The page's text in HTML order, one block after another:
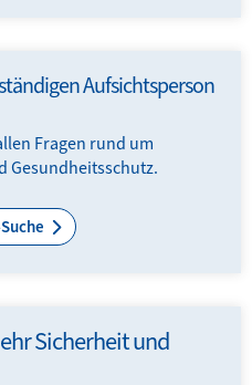
Aufsichtsperson
Fragen rund um
Gesundheitsschutz.
Sicherheit und